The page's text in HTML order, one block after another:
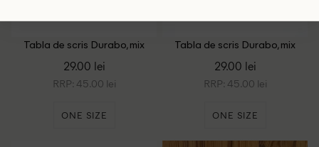
Tabla de scris Durabo, mix
29.00 lei
RRP: 45.00 lei
ONE SIZE
Tabla de scris Durabo, mix
29.00 lei
RRP: 45.00 lei
ONE SIZE